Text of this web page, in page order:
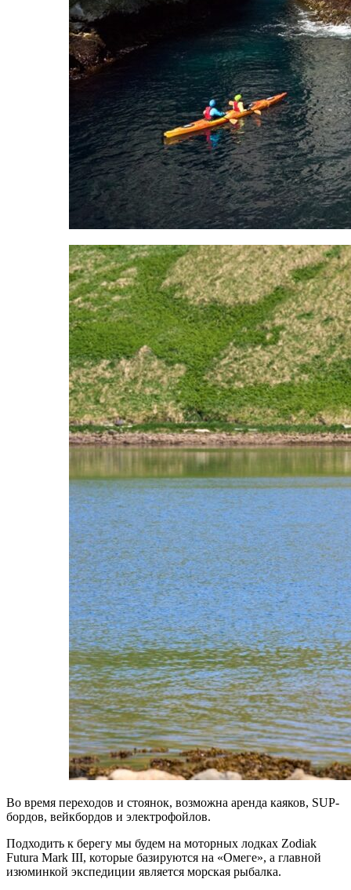
Во время переходов и стоянок, возможна аренда каяков, SUP-
бордов, вейкбордов и электрофойлов.
Подходить к берегу мы будем на моторных лодках Zodiak
Futura Mark III, которые базируются на «Омеге», а главной
изюминкой экспедиции является морская рыбалка.